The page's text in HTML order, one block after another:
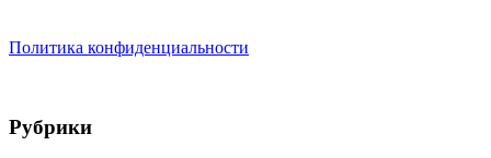
Политика конфиденциальности
Рубрики